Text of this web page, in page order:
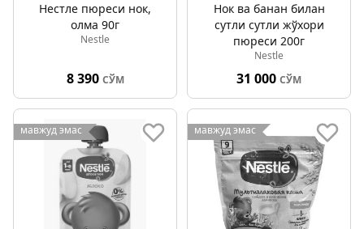
Нестле пюреси нок,
олма 90г
Nestle
8 390 СЎМ
Нок ва банан билан
сутли сутли жўхори
пюреси 200г
Nestle
31 000 СЎМ
мавжуд эмас мавжуд эмас